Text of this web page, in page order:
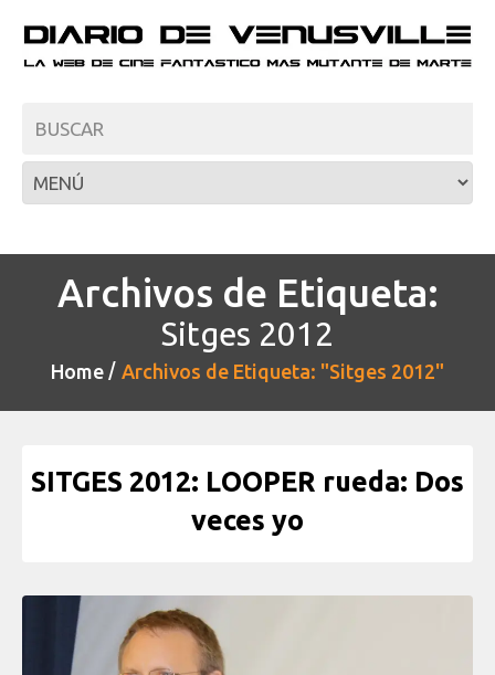
Archivos de Etiqueta:
Sitges 2012
Home Archivos de Etiqueta: "Sitges 2012"
SITGES 2012: LOOPER rueda: Dos
veces yo